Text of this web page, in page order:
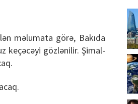
məlumata görə, Bakıda
keçəcəyi gözlənilir. Şimal-